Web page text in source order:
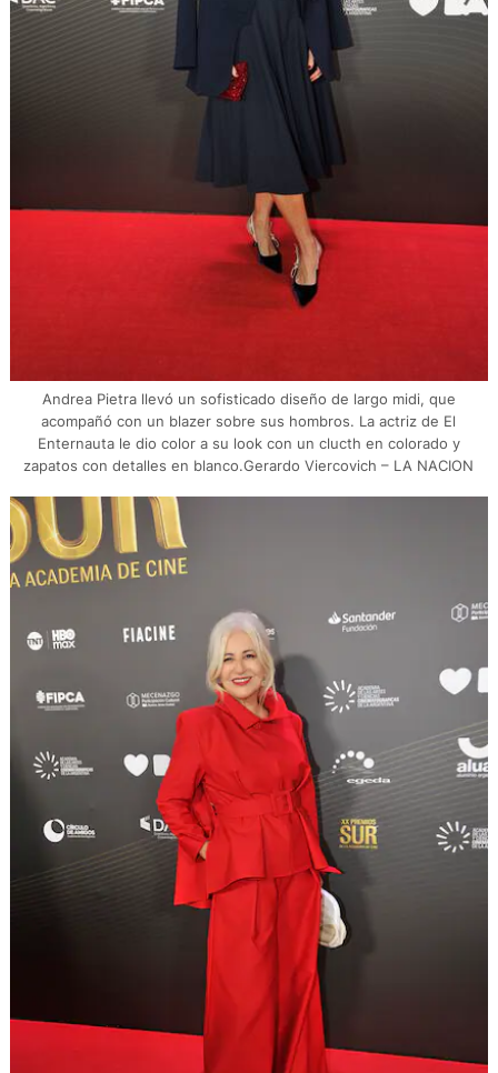
Andrea Pietra llevó un sofisticado diseño de largo midi, que
acompañó con un blazer sobre sus hombros. La actriz de El
Enternauta le dio color a su look con un clucth en colorado y
zapatos con detalles en blanco.Gerardo Viercovich – LA NACION